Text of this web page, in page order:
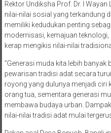
Rektor Undiksha Prof. Dr. I
nilai-nilai sosial yang terkandung
memiliki kedudukan penting
modernisasi, kemajuan
kerap mengikis nilai-nilai
“Generasi muda kita lebih banyak
pewarisan tradisi adat secara
royong yang dulunya menjadi ciri
orang tua, sementara generasi
membawa budaya urban.
nilai-nilai tradisi adat mulai